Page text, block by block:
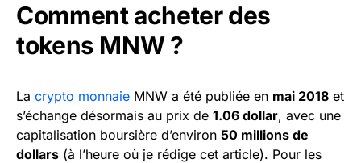
Comment acheter des
tokens MNW ?
La crypto monnaie MNW a été publiée en mai 2018 et
s’échange désormais au prix de 1.06 dollar, avec une
capitalisation boursière d’environ 50 millions de
dollars (à l’heure où je rédige cet article). Pour les